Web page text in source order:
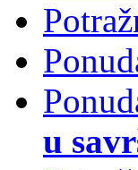
u